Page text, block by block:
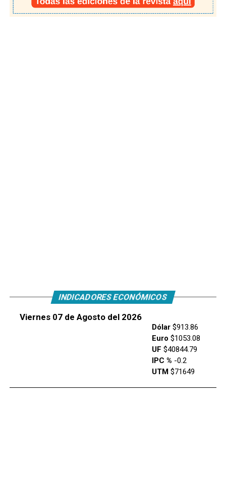
INDICADORES ECONÓMICOS
Viernes 07 de Agosto del 2026
Dólar$913.86
Euro $1053.08
UF $40844.79
IPC % -0.2
UTM $71649